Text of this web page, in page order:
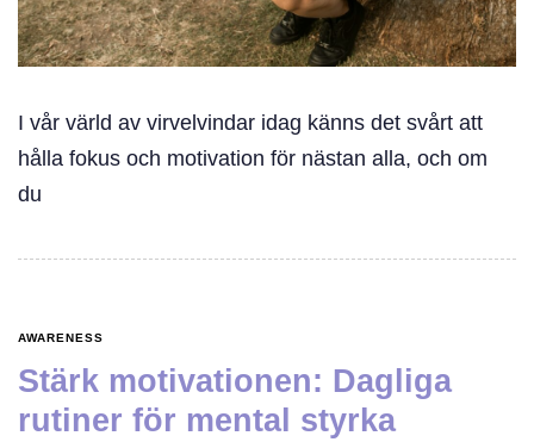
I vår värld av virvelvindar idag känns det svårt att
hålla fokus och motivation för nästan alla, och om
du
AWARENESS
Stärk motivationen: Dagliga
rutiner för mental styrka